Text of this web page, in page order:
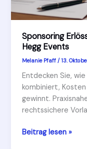
Sponsoring
Hegg Events
Melanie Pfaff /13.
Entdecken Sie,
kombiniert,
gewinnt.
rechtssichere
Sponsoring
Beitrag lesen »